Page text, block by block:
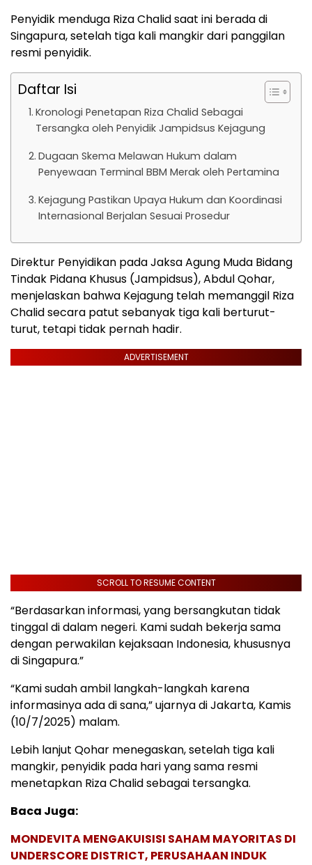
Penyidik menduga Riza Chalid saat ini berada di
Singapura, setelah tiga kali mangkir dari panggilan
resmi penyidik.
Daftar Isi
Kronologi Penetapan Riza Chalid Sebagai
Tersangka oleh Penyidik Jampidsus Kejagung
Dugaan Skema Melawan Hukum dalam
Penyewaan Terminal BBM Merak oleh Pertamina
Kejagung Pastikan Upaya Hukum dan Koordinasi
Internasional Berjalan Sesuai Prosedur
Direktur Penyidikan pada Jaksa Agung Muda Bidang
Tindak Pidana Khusus (Jampidsus), Abdul Qohar,
menjelaskan bahwa Kejagung telah memanggil Riza
Chalid secara patut sebanyak tiga kali berturut-
turut, tetapi tidak pernah hadir.
ADVERTISEMENT
SCROLL TO RESUME CONTENT
“Berdasarkan informasi, yang bersangkutan tidak
tinggal di dalam negeri. Kami sudah bekerja sama
dengan perwakilan kejaksaan Indonesia, khususnya
di Singapura.”
“Kami sudah ambil langkah-langkah karena
informasinya ada di sana,” ujarnya di Jakarta, Kamis
(10/7/2025) malam.
Lebih lanjut Qohar menegaskan, setelah tiga kali
mangkir, penyidik pada hari yang sama resmi
menetapkan Riza Chalid sebagai tersangka.
Baca Juga:
MONDEVITA MENGAKUISISI SAHAM MAYORITAS DI
UNDERSCORE DISTRICT, PERUSAHAAN INDUK